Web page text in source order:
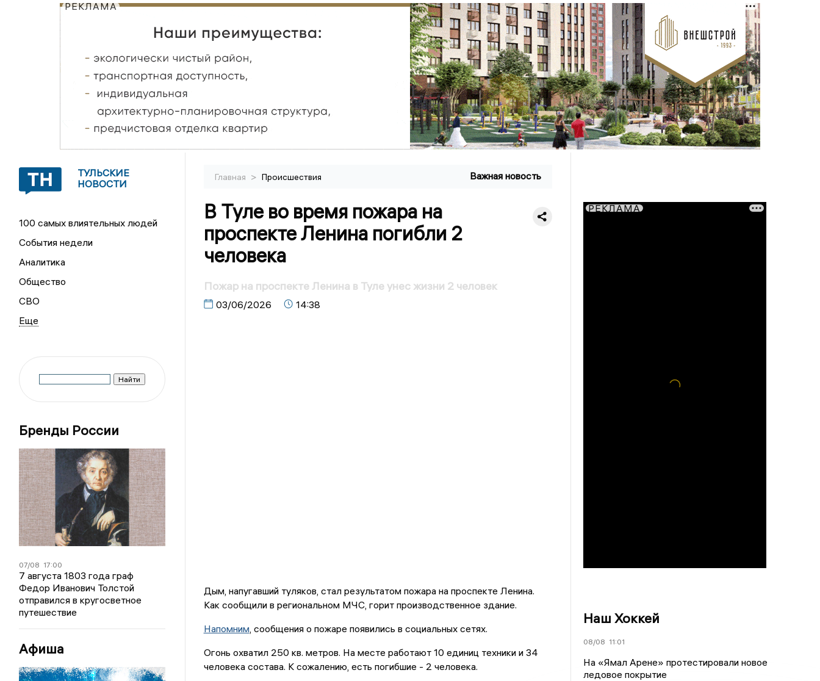
РЕКЛАМА
ТУЛЬСКИЕ
НОВОСТИ
100 самых влиятельных людей
События недели
Аналитика
Общество
СВО
Бренды России
07/08 17:00
7 августа 1803 года граф
Федор Иванович Толстой
отправился в кругосветное
путешествие
Афиша
Главная > Происшествия Важная новость
В Туле во время пожара на
проспекте Ленина погибли 2
человека
Пожар на проспекте Ленина в Туле унес жизни 2 человек
03/06/2026 14:38
Дым, напугавший туляков, стал результатом пожара на проспекте Ленина.
Как сообщили в региональном МЧС, горит производственное здание.
Напомним, сообщения о пожаре появились в социальных сетях.
Огонь охватил 250 кв. метров. На месте работают 10 единиц техники и 34
человека состава. К сожалению, есть погибшие - 2 человека.
РЕКЛАМА
Наш Хоккей
08/08 11:01
На «Ямал Арене» протестировали новое
ледовое покрытие